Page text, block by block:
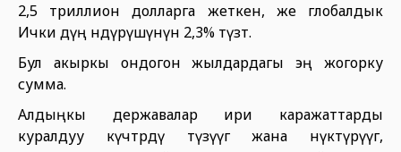
2,5 триллион долларга жеткен, же глобалдык
Ички дүң өндүрүшүнүн 2,3% түзөт.
Бул акыркы ондогон жылдардагы эң жогорку
сумма.
Алдыңкы державалар ири каражаттарды
куралдуу күчтөрдү түзүүгө жана өнүктүрүүгө,